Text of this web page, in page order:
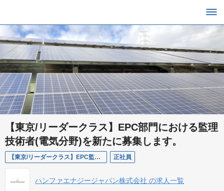
【東京/リーダークラス】EPC部門における監理
技術者(電気分野)を新たに募集します。
【東京/リーダークラス】EPC監理技術者(電気分野) 正社員
ハンファエナジージャパン株式会社 の求人一覧